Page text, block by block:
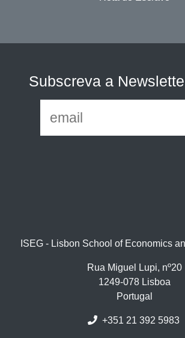
Subscreva a
ISEG - Lisbon School of Economics
Rua Miguel Lupi, nº20
1249-078 Lisboa
Portugal
+351 21 392 5983